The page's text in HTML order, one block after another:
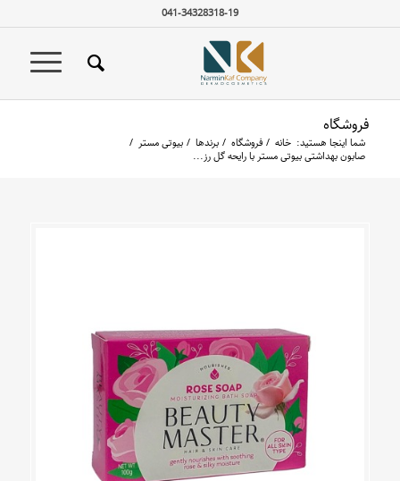
041-34328318-19
فروشگاه
شما اینجا هستید: خانه / فروشگاه / برندها / بیوتی مستر /
صابون بهداشتی بیوتی مستر با رایحه گل رز...